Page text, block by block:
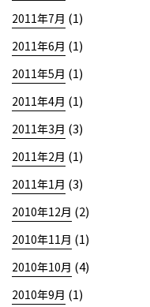
2011年7月 (1)
2011年6月 (1)
2011年5月 (1)
2011年4月 (1)
2011年3月 (3)
2011年2月 (1)
2011年1月 (3)
2010年12月 (2)
2010年11月 (1)
2010年10月 (4)
2010年9月 (1)